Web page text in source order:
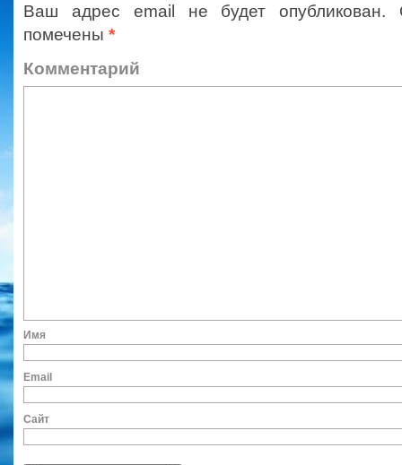
Ваш адрес email не будет опубликован.
помечены *
Сайт